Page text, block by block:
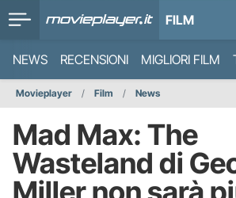
FILM
NEWS RECENSIONI MIGLIORI FILM
Movieplayer Film News
Mad Max: The
Wasteland di